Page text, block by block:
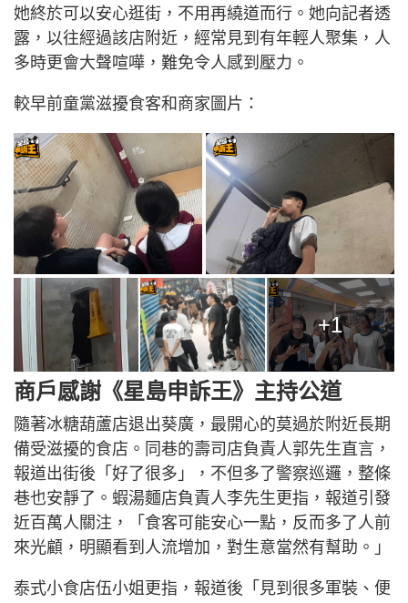
她終於可以安心逛街，不用再繞道而行。她向記者透
露，以往經過該店附近，經常見到有年輕人聚集，人
多時更會大聲喧嘩，難免令人感到壓力。
較早前童黨滋擾食客和商家圖片：
+1
商戶感謝《星島申訴王》主持公道
隨著冰糖葫蘆店退出葵廣，最開心的莫過於附近長期
備受滋擾的食店。同巷的壽司店負責人郭先生直言，
報道出街後「好了很多」，不但多了警察巡邏，整條
巷也安靜了。蝦湯麵店負責人李先生更指，報道引發
近百萬人關注，「食客可能安心一點，反而多了人前
來光顧，明顯看到人流增加，對生意當然有幫助。」
泰式小食店伍小姐更指，報道後「見到很多軍裝、便